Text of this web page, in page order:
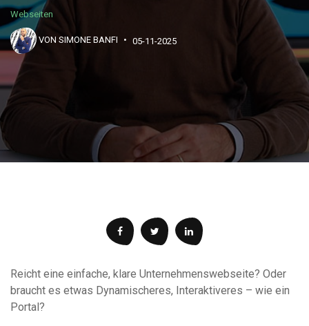
Webseiten
VON SIMONE BANFI 05-11-2025
Reicht eine einfache, klare Unternehmenswebseite? Oder
braucht es etwas Dynamischeres, Interaktiveres – wie ein
Portal?